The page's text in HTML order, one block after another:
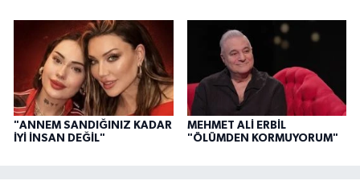
"ANNEM SANDIĞINIZ KADAR
İYİ İNSAN DEĞİL"
MEHMET ALİ ERBİL
"ÖLÜMDEN KORMUYORUM"